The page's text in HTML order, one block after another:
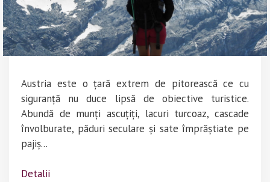
Austria este o țară extrem de pitorească ce cu
siguranță nu duce lipsă de obiective turistice.
Abundă de munți ascuțiți, lacuri turcoaz, cascade
învolburate, păduri seculare și sate împrăștiate pe
pajiș...
Detalii